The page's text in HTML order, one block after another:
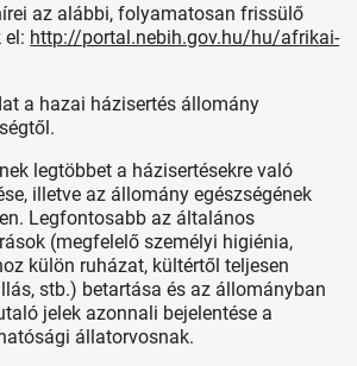
az alábbi, folyamatosan frissülő
el: http://portal.nebih.gov.hu/hu/afrikai-
a hazai házisertés állomány
legtöbbet a házisertésekre való
illetve az állomány egészségének
Legfontosabb az általános
(megfelelő személyi higiénia,
külön ruházat, kültértől teljesen
stb.) betartása és az állományban
jelek azonnali bejelentése a
állatorvosnak.